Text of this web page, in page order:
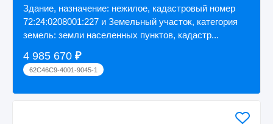
Здание, назначение: нежилое, кадастровый номер
72:24:0208001:227 и Земельный участок, категория
земель: земли населенных пунктов, кадастр...
4 985 670 ₽
62C46C9-4001-9045-1